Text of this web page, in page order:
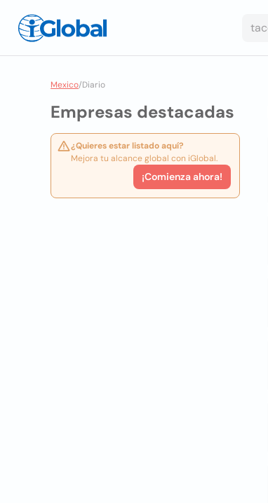
Mexico/Diario
Empresas destacadas
¿Quieres estar listado aquí?
Mejora tu alcance global con iGlobal.
¡Comienza ahora!